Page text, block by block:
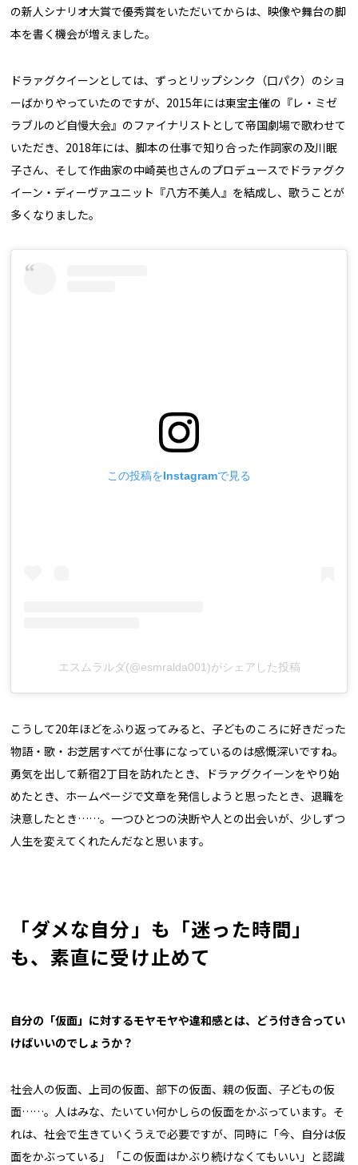
の新人シナリオ大賞で優秀賞をいただいてからは、映像や舞台の脚
本を書く機会が増えました。
ドラァグクイーンとしては、ずっとリップシンク（口パク）のショ
ーばかりやっていたのですが、2015年には東宝主催の『レ・ミゼ
ラブルのど自慢大会』のファイナリストとして帝国劇場で歌わせて
いただき、2018年には、脚本の仕事で知り合った作詞家の及川眠
子さん、そして作曲家の中崎英也さんのプロデュースでドラァグク
イーン・ディーヴァユニット『八方不美人』を結成し、歌うことが
多くなりました。
この投稿をInstagramで見る
エスムラルダ(@esmralda001)がシェアした投稿
こうして20年ほどをふり返ってみると、子どものころに好きだった
物語・歌・お芝居すべてが仕事になっているのは感慨深いですね。
勇気を出して新宿2丁目を訪れたとき、ドラァグクイーンをやり始
めたとき、ホームページで文章を発信しようと思ったとき、退職を
決意したとき……。一つひとつの決断や人との出会いが、少しずつ
人生を変えてくれたんだなと思います。
「ダメな自分」も「迷った時間」
も、素直に受け止めて
――自分の「仮面」に対するモヤモヤや違和感とは、どう付き合ってい
けばいいのでしょうか？
社会人の仮面、上司の仮面、部下の仮面、親の仮面、子どもの仮
面……。人はみな、たいてい何かしらの仮面をかぶっています。そ
れは、社会で生きていくうえで必要ですが、同時に「今、自分は仮
面をかぶっている」「この仮面はかぶり続けなくてもいい」と認識